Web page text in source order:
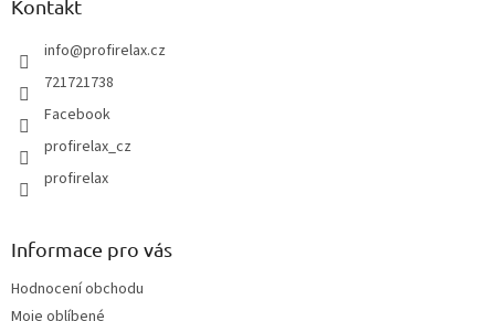
Kontakt
info@profirelax.cz
721721738
Facebook
profirelax_cz
profirelax
Informace pro vás
Hodnocení obchodu
Moje oblíbené